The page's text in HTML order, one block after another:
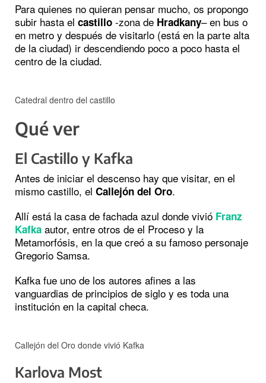
Para quienes no quieran pensar mucho, os propongo
subir hasta el castillo -zona de Hradkany– en bus o
en metro y después de visitarlo (está en la parte alta
de la ciudad) ir descendiendo poco a poco hasta el
centro de la ciudad.
Catedral dentro del castillo
Qué ver
El Castillo y Kafka
Antes de iniciar el descenso hay que visitar, en el
mismo castillo, el Callejón del Oro.
Allí está la casa de fachada azul donde vivió Franz
Kafka autor, entre otros de el Proceso y la
Metamorfósis, en la que creó a su famoso personaje
Gregorio Samsa.
Kafka fue uno de los autores afines a las
vanguardias de principios de siglo y es toda una
institución en la capital checa.
Callejón del Oro donde vivió Kafka
Karlova Most